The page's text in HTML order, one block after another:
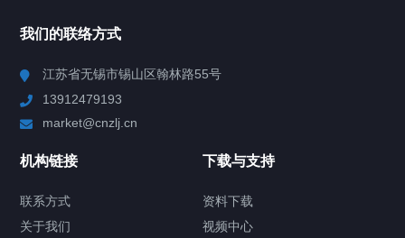
Chiller高精度制冷循环器
TCU温度控制单元
我们的联络方式
江苏省无锡市锡山区翰林路55号
13912479193
market@cnzlj.cn
机构链接
联系方式
关于我们
下载与支持
资料下载
视频中心